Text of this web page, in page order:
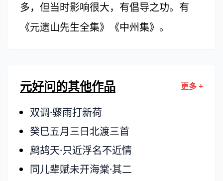
多，但当时影响很大，有倡导之功。有
《元遗山先生全集》《中州集》。
元好问的其他作品 更多 +
双调·骤雨打新荷
癸巳五月三日北渡三首
鹧鸪天·只近浮名不近情
同儿辈赋未开海棠·其二